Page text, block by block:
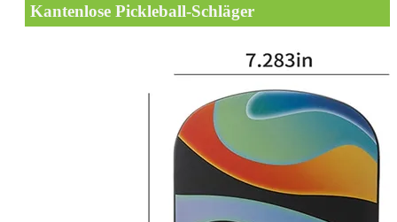
Kantenlose Pickleball-Schläger